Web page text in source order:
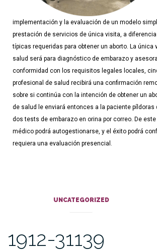
implementación y la evaluación de un modelo
prestación de servicios de única visita, a
típicas requeridas para obtener un aborto. La única
salud será para diagnóstico de embarazo y
conformidad con los requisitos legales locales,
profesional de salud recibirá una confirmación
sobre si continúa con la intención de obtener un
de salud le enviará entonces a la paciente píldoras
dos tests de embarazo en orina por correo. De
médico podrá autogestionarse, y el éxito podrá
requiera una evaluación presencial.
UNCATEGORIZED
1912-31139